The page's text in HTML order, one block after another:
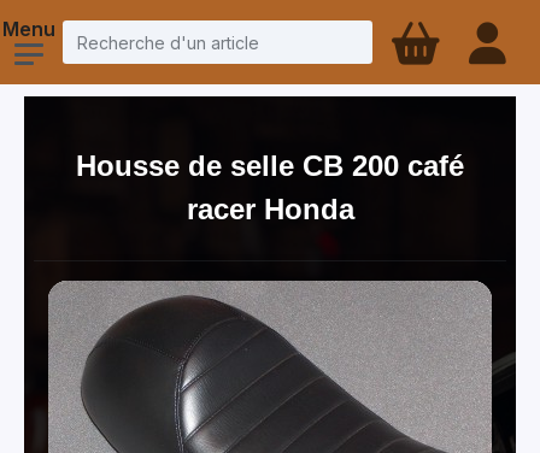
Housse de selle CB 200 café
racer Honda